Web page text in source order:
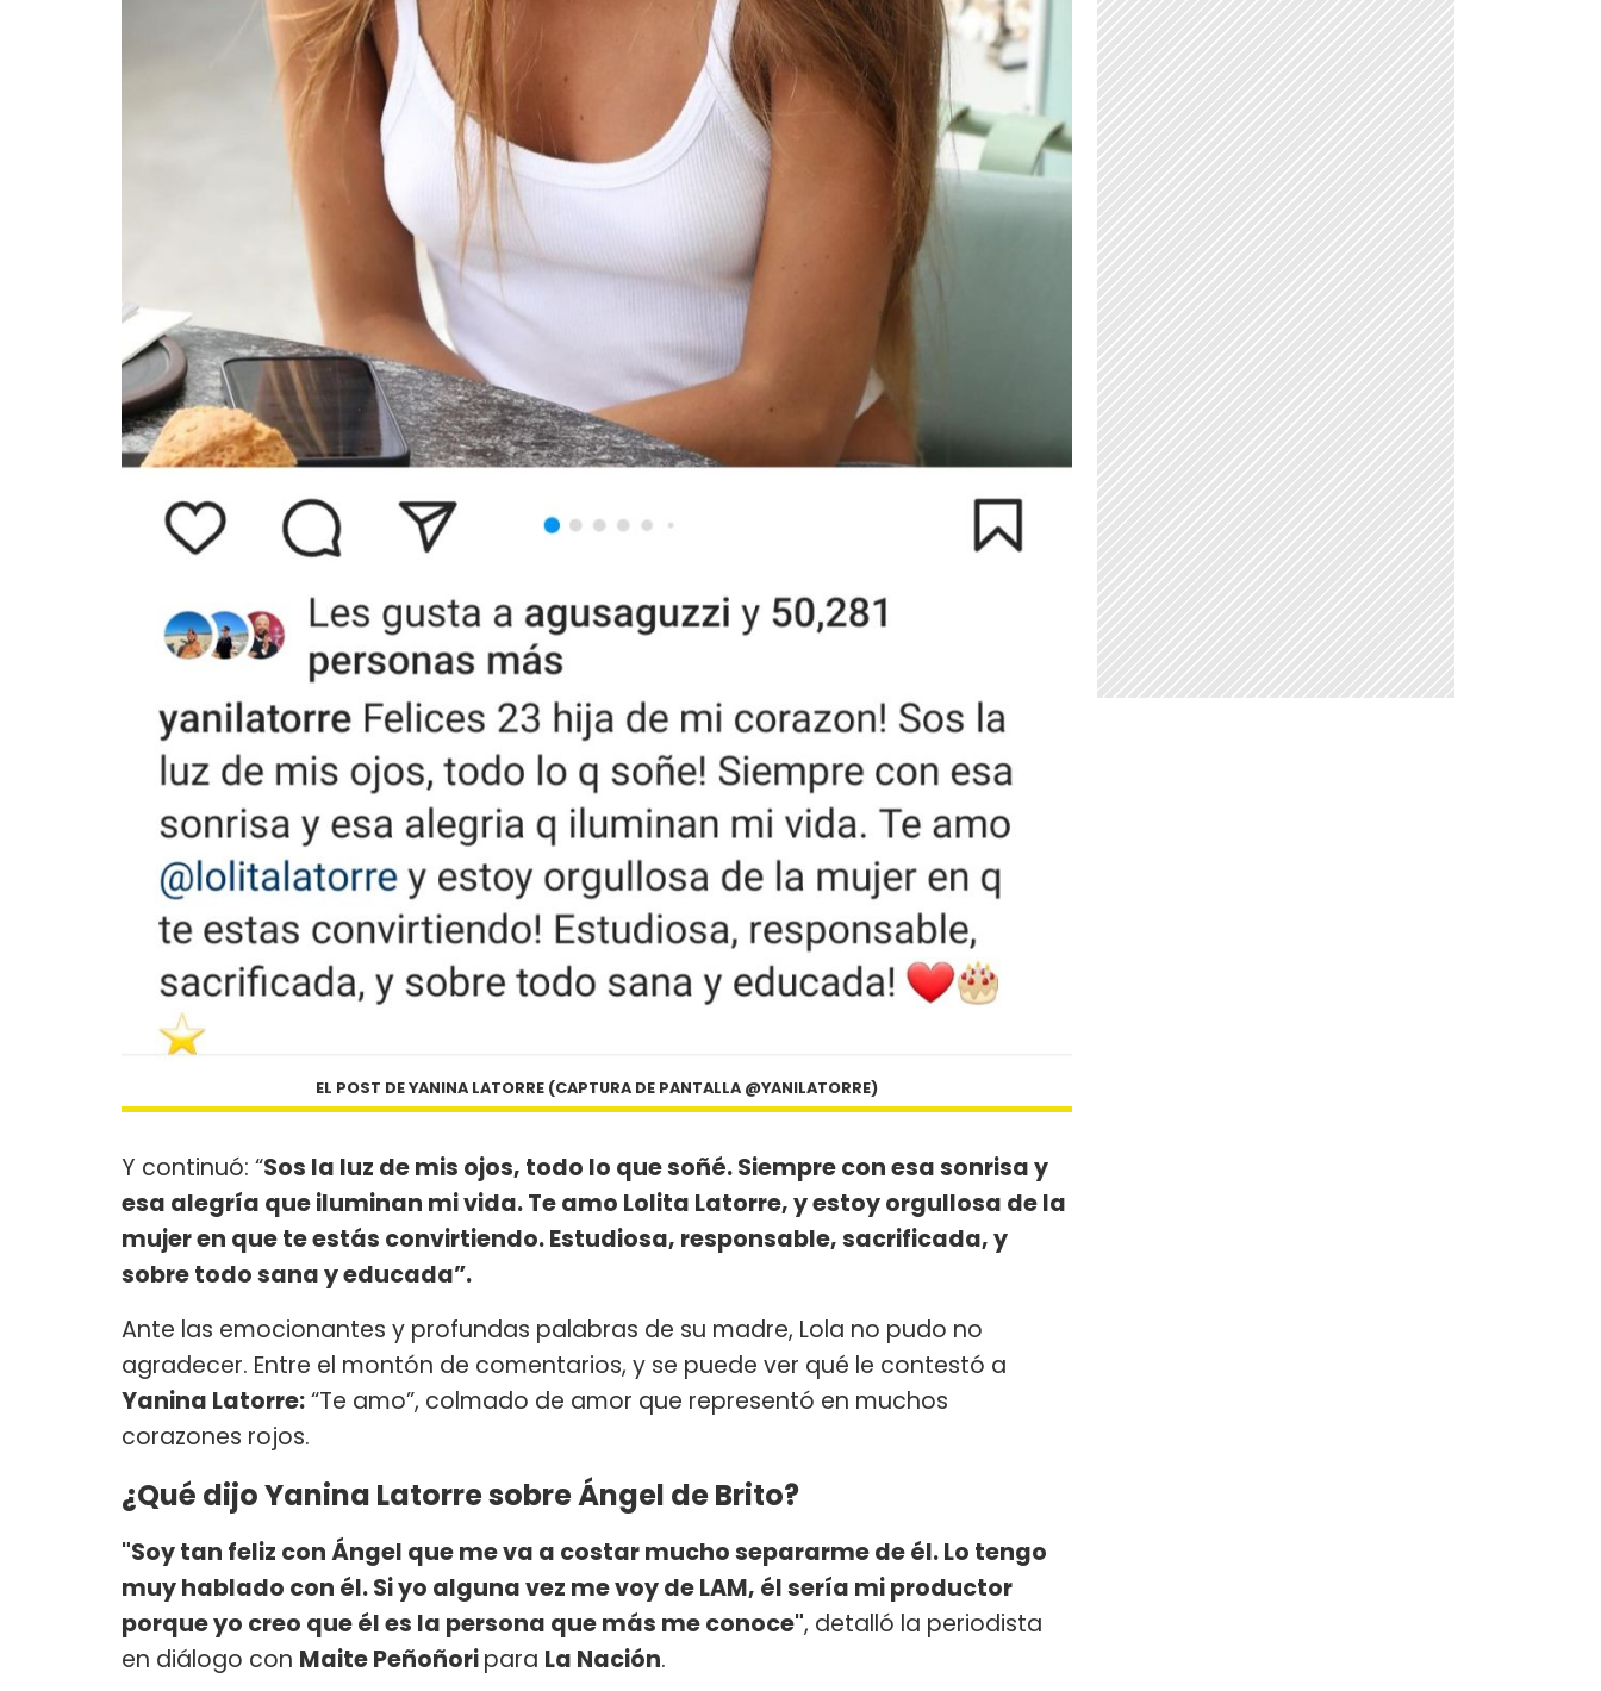
EL POST DE YANINA LATORRE (CAPTURA DE PANTALLA @YANILATORRE)
Y continuó: “Sos la luz de mis ojos, todo lo que soñé. Siempre con esa sonrisa y
esa alegría que iluminan mi vida. Te amo Lolita Latorre, y estoy orgullosa de la
mujer en que te estás convirtiendo. Estudiosa, responsable, sacrificada, y
sobre todo sana y educada”.
Ante las emocionantes y profundas palabras de su madre, Lola no pudo no
agradecer. Entre el montón de comentarios, y se puede ver qué le contestó a
Yanina Latorre:“Te amo”, colmado de amor que representó en muchos
corazones rojos.
¿Qué dijo Yanina Latorre sobre Ángel de Brito?
"Soy tan feliz con Ángel que me va a costar mucho separarme de él. Lo tengo
muy hablado con él. Si yo alguna vez me voy de LAM, él sería mi productor
porque yo creo que él es la persona que más me conoce", detalló la periodista
en diálogo con Maite Peñoñoripara La Nación.